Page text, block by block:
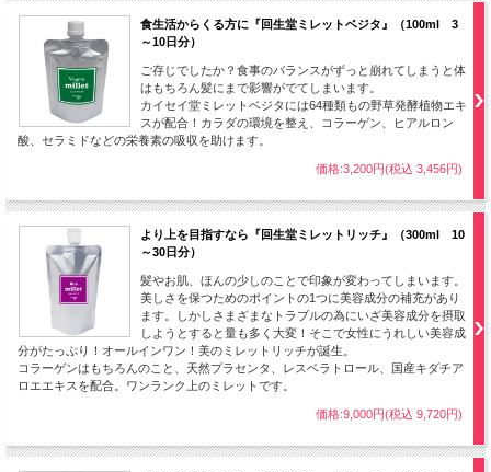
食生活からくる方に『回生堂ミレットベジタ』（100ml 3
～10日分）
ご存じでしたか？食事のバランスがずっと崩れてしまうと体
はもちろん髪にまで影響がでてしまいます。
カイセイ堂ミレットベジタには64種類もの野草発酵植物エキ
スが配合！カラダの環境を整え、コラーゲン、ヒアルロン
酸、セラミドなどの栄養素の吸収を助けます。
価格:3,200円(税込 3,456円)
より上を目指すなら『回生堂ミレットリッチ』（300ml 10
～30日分）
髪やお肌、ほんの少しのことで印象が変わってしまいます。
美しさを保つためのポイントの1つに美容成分の補充があり
ます。しかしさまざまなトラブルの為にいざ美容成分を摂取
しようとすると量も多く大変！そこで女性にうれしい美容成
分がたっぷり！オールインワン！美のミレットリッチが誕生。
コラーゲンはもちろんのこと、天然プラセンタ、レスベラトロール、国産キダチア
ロエエキスを配合。ワンランク上のミレットです。
価格:9,000円(税込 9,720円)